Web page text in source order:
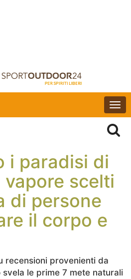
i paradisi di
scelti
di persone
il corpo e
recensioni provenienti da
le prime 7 mete naturali